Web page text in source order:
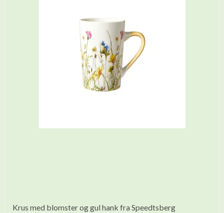
Krus med blomster og gul hank fra Speedtsberg